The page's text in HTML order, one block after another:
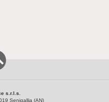
s.r.l.s.
Senigallia (AN)